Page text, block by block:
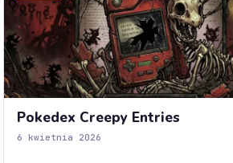
Pokedex Creepy Entries
6 kwietnia 2026